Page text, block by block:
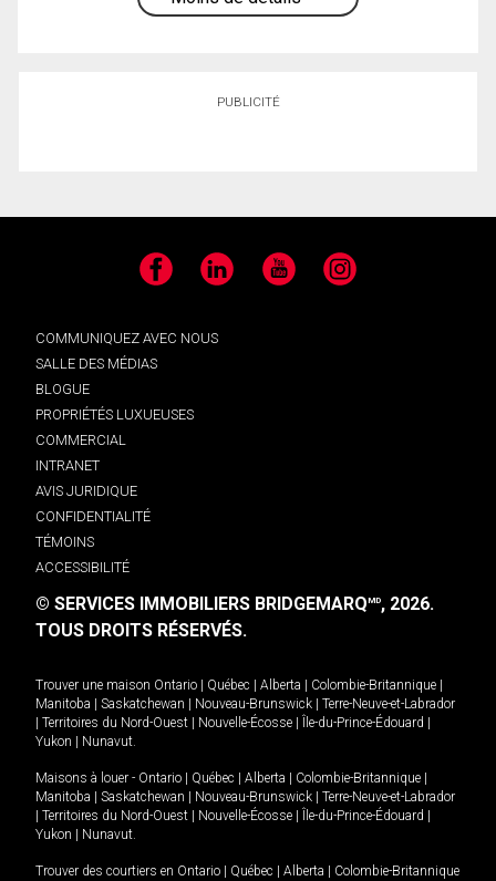
PUBLICITÉ
Facebook LinkedIn YouTube Instagram
COMMUNIQUEZ AVEC NOUS
SALLE DES MÉDIAS
BLOGUE
PROPRIÉTÉS LUXUEUSES
COMMERCIAL
INTRANET
AVIS JURIDIQUE
CONFIDENTIALITÉ
TÉMOINS
ACCESSIBILITÉ
© SERVICES IMMOBILIERS BRIDGEMARQMD, 2026.
TOUS DROITS RÉSERVÉS.
Trouver une maison Ontario Québec Alberta Colombie-Britannique
Manitoba
Saskatchewan Nouveau-Brunswick
Terre-Neuve-et-Labrador
Territoires du Nord-Ouest Nouvelle-Écosse Île-du-Prince-Édouard
Yukon
Nunavut.
Maisons à louer - Ontario Québec Alberta Colombie-Britannique
Manitoba
Saskatchewan Nouveau-Brunswick
Terre-Neuve-et-Labrador
Territoires du Nord-Ouest Nouvelle-Écosse Île-du-Prince-Édouard
Yukon
Nunavut.
Trouver des courtiers en Ontario Québec Alberta
Colombie-Britannique